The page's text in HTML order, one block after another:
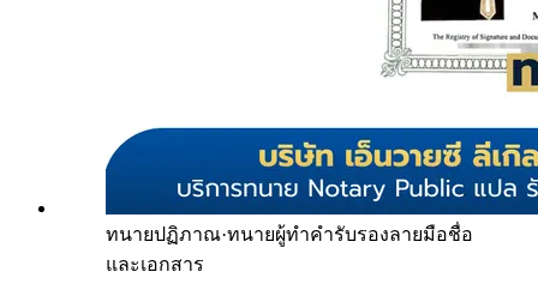
ทนายปฏิภาณ·ทนายผู้ทำคำรับรองลายมือชื่อ
และเอกสาร